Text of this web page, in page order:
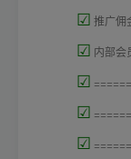
☑ 推广佣
☑ 内部会
☑
☑
☑